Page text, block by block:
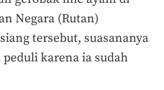
Negara (Rutan)
tersebut, suasananya
karena ia sudah